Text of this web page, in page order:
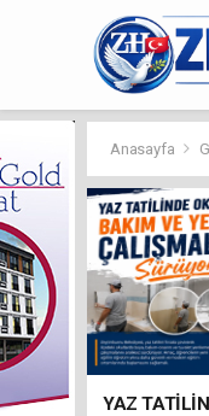
Anasayfa
YAZ